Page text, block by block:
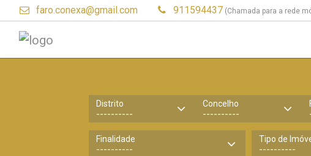
faro.conexa@gmail.com 911594437 (Chamada para a rede
Distrito Concelho
Finalidade Tipo de